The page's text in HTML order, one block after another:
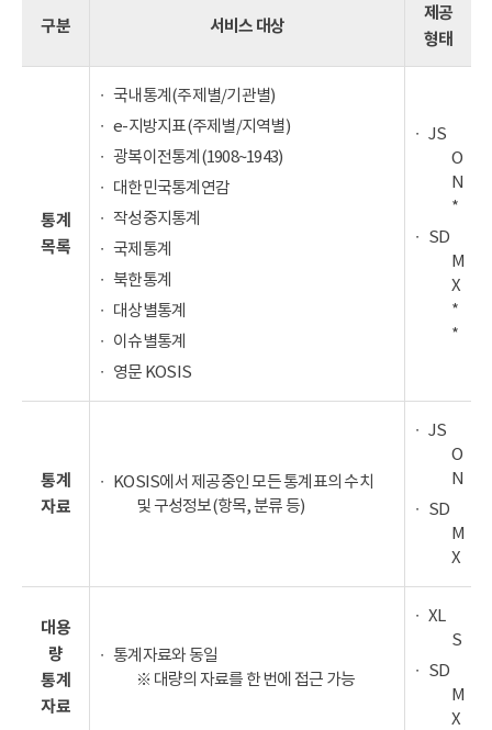
구분 서비스 대상
제공
형태
통계
목록
국내통계(주제별/기관별)
e-지방지표(주제별/지역별)
광복이전통계(1908~1943)
대한민국통계연감
작성중지통계
국제통계
북한통계
대상별통계
이슈별통계
영문 KOSIS
JS
O
N
*
SD
M
X
*
*
통계
자료
KOSIS에서 제공중인 모든 통계표의 수치
및 구성정보(항목, 분류 등)
JS
O
N
SD
M
X
대용
량
통계
자료
통계자료와 동일
※ 대량의 자료를 한 번에 접근 가능
XL
S
SD
M
X